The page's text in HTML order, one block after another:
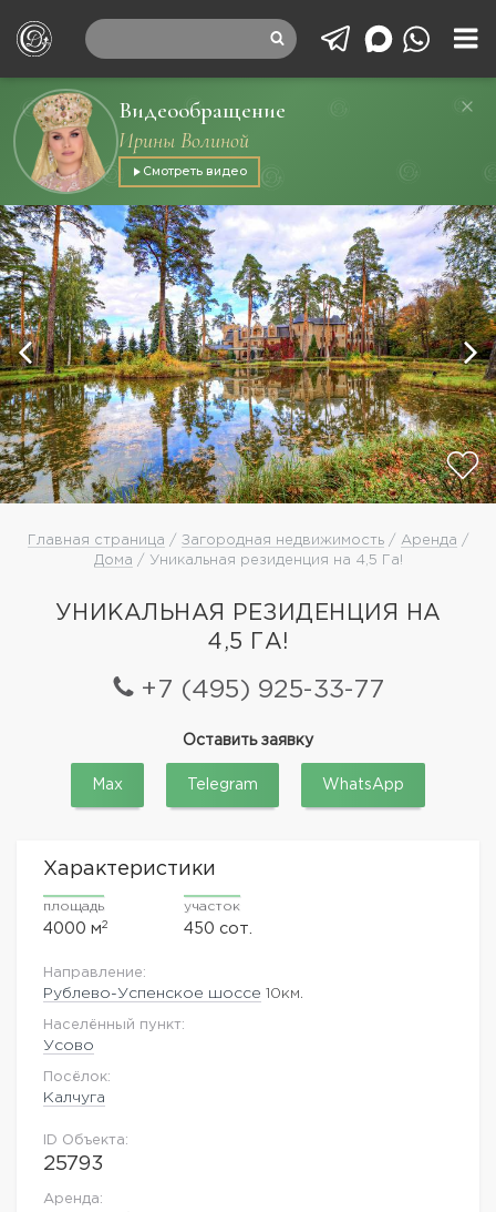
Видеообращение
Ирины Волиной
Смотреть видео
Главная страница / Загородная недвижимость/ Аренда /
Дома / Уникальная резиденция на 4,5 Га!
УНИКАЛЬНАЯ РЕЗИДЕНЦИЯ НА
4,5 ГА!
+7 (495) 925-33-77
Оставить заявку
Max Telegram WhatsApp
Характеристики
площадь
4000 м2
участок
450 сот.
Направление:
Рублево-Успенское шоссе 10км.
Населённый пункт:
Усово
Посёлок:
Калчуга
ID Объекта:
25793
Аренда: